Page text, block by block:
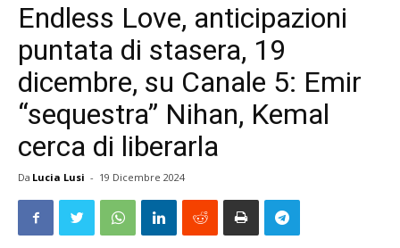
Endless Love, anticipazioni
puntata di stasera, 19
dicembre, su Canale 5: Emir
“sequestra” Nihan, Kemal
cerca di liberarla
Da Lucia Lusi - 19 Dicembre 2024